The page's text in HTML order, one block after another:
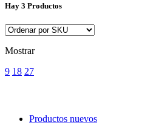
Hay 3 Productos
Mostrar
9 18 27
Productos nuevos